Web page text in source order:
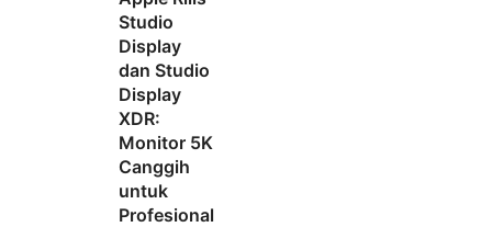
Studio
Display
dan Studio
Display
XDR:
Monitor 5K
Canggih
untuk
Profesional